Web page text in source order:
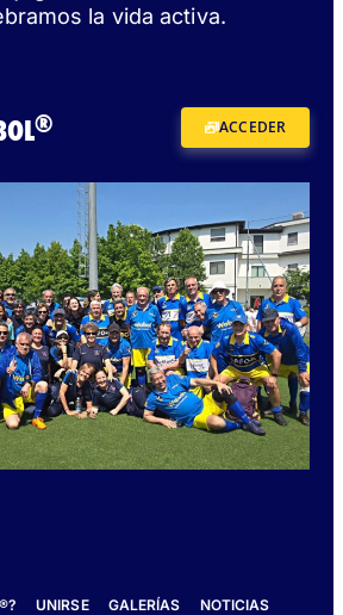
la vida activa.
® ACCEDER
UNIRSE GALERÍAS NOTICIAS